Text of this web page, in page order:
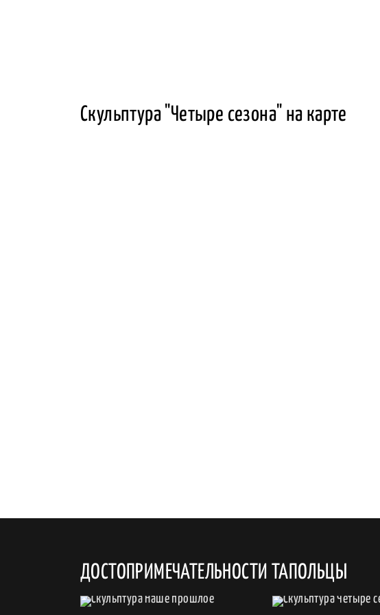
Скульптура "Четыре сезона" на карте
ДОСТОПРИМЕЧАТЕЛЬНОСТИ ТАПОЛЬЦЫ